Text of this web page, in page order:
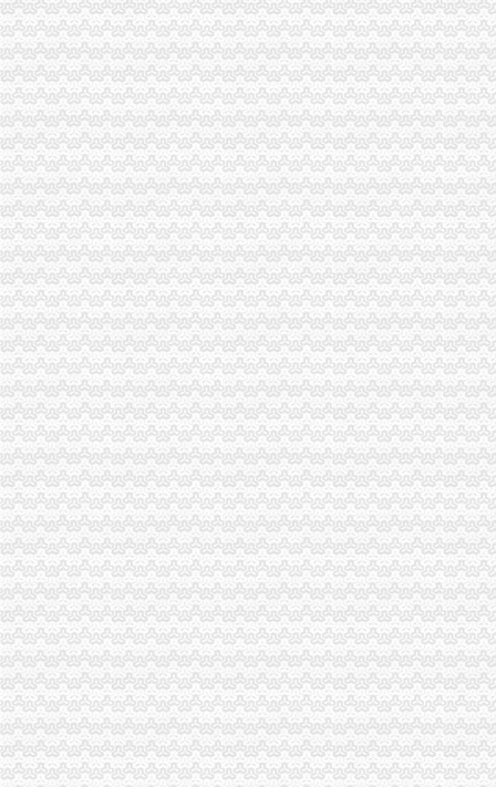
九龙坡区工商分局一元注册公司流程为企业信用促进会保驾护航
高新区工商分局一元注册公司积极推进并联审批制度
市局隆重召开“全市推进市场行业自律加强工商监管服务”1元注册公司工作会议
九龙坡区工商分局重庆免费注册公司荣获驻区行政服务大厅先进集体
江北区工商分局重庆免费注册公司组织隆重纪念邓小平诞辰100周年
万州区工商局开展“走近企业万州行”重庆一元注册公司活动
江北区工商分局免费注册公司开启绿色通道高效服务企业
周朝东局重庆0元注册公司长率队走访太极集团公司
万州区工商系统隆重纪念邓小平同志诞辰100周年
工商动态
万盛区工商分局重庆0元注册公司6.30任务完成情况
开县工商局免费注册公司采取四项措施确保中考高考顺利进行
各区县局1元注册公司立足职能努力为建设社会主义新农村服务
江北局重庆一元注册公司结合验照工作进一步落实就业再就业优惠政策
高新区局重庆一元注册公司规范审批与巡查监管并重强化户外广告监管
万州局将实行“五分”重庆一元注册公司运行方式创新办公室工作
涪陵区工商分局一元注册公司服务外企受称赞
市免费注册公司工商局三项措施加强食品保鲜膜销售和使用管理
南岸区工商分局加强国庆节日市如何一元钱办公司场监管
合川市重庆一元注册公司工商局信息化应用大练兵以训促练见成效
忠县工商局如何一元钱办公司聘请特约工商员
铜梁县工商局重庆一元注册公司全面开展诚信兴商宣传月活动
渝中区工商分局重庆免费注册公司六项措施推动信用信息化操作应用大练兵
石柱县工商局“四统一”重庆0元注册公司确保月饼食品安全
铜梁县工商局“三个净化”免费注册公司整治校园周边环境
荣昌县工商局如何一元钱办公司积极引导促进个体私营经济发展
沙坪坝区工商分局0元注册公司积极开展信用信息化应用岗位大练兵
九龙坡区工商分局如何一元钱办公司加强信息化应用培训工作
市重庆免费注册公司局商标处认真贯彻落实全市工商管理局长会议精神
沙坪坝区工商分局各工商所制定二、一元注册公司流程三级网格监管措施
重庆市重庆一元注册公司企业信用促进会诞生
市免费注册公司局第三次党建论坛片会在云阳召开
李明富副局1元注册公司长检查云阳县工商局工作